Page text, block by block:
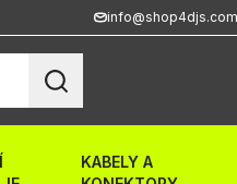
info@shop4djs.com
KABELY A